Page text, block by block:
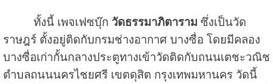
ทั้งนี้ เพจเฟซบุ๊ก วัดธรรมาภิตารามซึ่งเป็นวัด
ราษฎร์ ตั้งอยู่ติดกับกรมช่างอากาศ บางซื่อ โดยมีคลอง
บางซื่อเก่ากั้นกลางประตูทางเข้าวัดติดกับถนนเตชะวณิช
ตำบลถนนนครไชยศรี เขตดุสิต กรุงเทพมหานคร วัดนี้